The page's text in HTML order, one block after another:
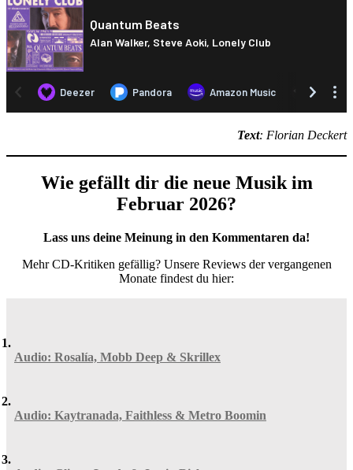
Text: Florian Deckert
Wie gefällt dir die neue Musik im
Februar 2026?
Lass uns deine Meinung in den Kommentaren da!
Mehr CD-Kritiken gefällig? Unsere Reviews der vergangenen
Monate findest du hier:
Audio: Rosalía, Mobb Deep & Skrillex
Audio: Kaytranada, Faithless & Metro Boomin